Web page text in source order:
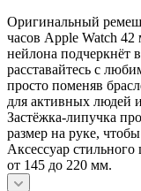
Оригинальный
часов Apple Watch
нейлона подчеркнёт
расставайтесь с
просто поменяв
для активных
Застёжка-липучка
размер на руке,
Аксессуар стильного
от 145 до 220 мм.